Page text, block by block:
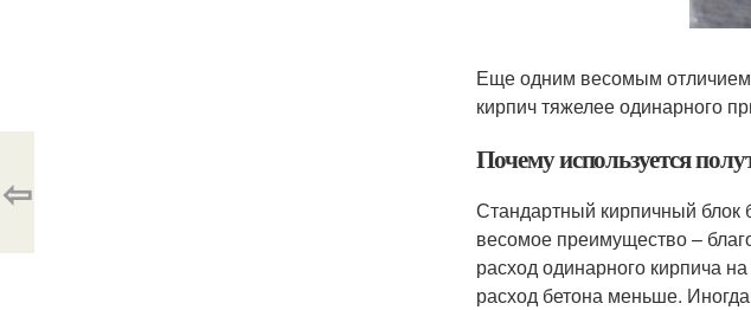
Еще одним весомым
кирпич тяжелее одинарного
Почему используется
Стандартный кирпичный блок
весомое преимущество –
расход одинарного кирпича
расход бетона меньше.
⇦